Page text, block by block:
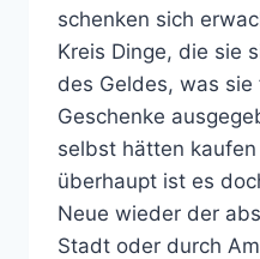
schenken sich
Kreis Dinge, die sie
des Geldes, was
Geschenke
selbst hätten
überhaupt ist es
Neue wieder der
Stadt oder durch